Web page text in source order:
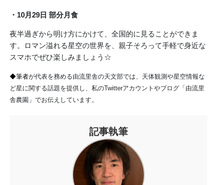
・10月29日 部分月食
夜半過ぎから明け方にかけて、全国的に見ることができま
す。ロマン溢れる星空の世界を、親子そろって手軽で身近な
スマホでぜひ楽しみましょう☆
◆筆者が代表を務める由流里舎の天文部では、天体観測や星空情報な
ど星に関する話題を提供し、私のTwitterアカウントやブログ「由流里
舎農園」でお伝えしています。
記事執筆